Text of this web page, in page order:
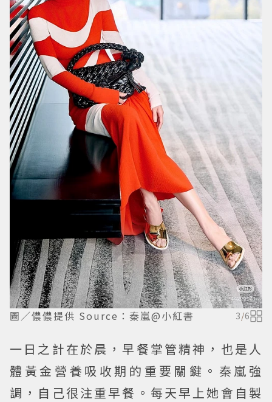
圖／儂儂提供 Source：秦嵐@小紅書 3/6
一日之計在於晨，早餐掌管精神，也是人
體黃金營養吸收期的重要關鍵。秦嵐強
調，自己很注重早餐。每天早上她會自製